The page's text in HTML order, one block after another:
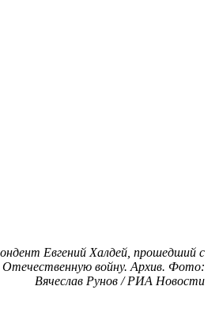
Евгений Халдей, прошедший с
Отечественную войну. Архив. Фото:
Вячеслав Рунов / РИА Новости